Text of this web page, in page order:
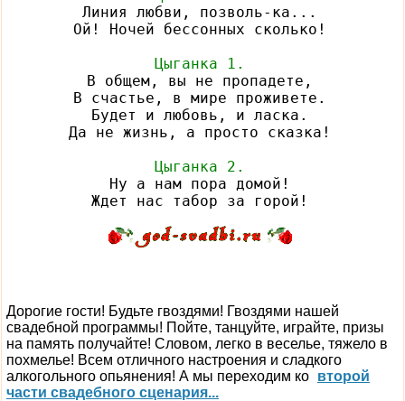
Линия любви, позволь-ка...
Ой! Ночей бессонных сколько!
Цыганка 1.
В общем, вы не пропадете,
В счастье, в мире проживете.
Будет и любовь, и ласка.
Да не жизнь, а просто сказка!
Цыганка 2.
Ну а нам пора домой!
Дорогие гости! Будьте гвоздями! Гвоздями нашей
свадебной программы! Пойте, танцуйте, играйте, призы
на память получайте! Словом, легко в веселье, тяжело в
похмелье! Всем отличного настроения и сладкого
алкогольного опьянения! А мы переходим ко второй
части свадебного сценария...